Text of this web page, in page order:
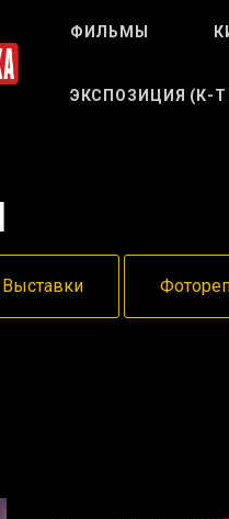
ФИЛЬМЫ
ЭКСПОЗИЦИЯ (к-Т
Выставки